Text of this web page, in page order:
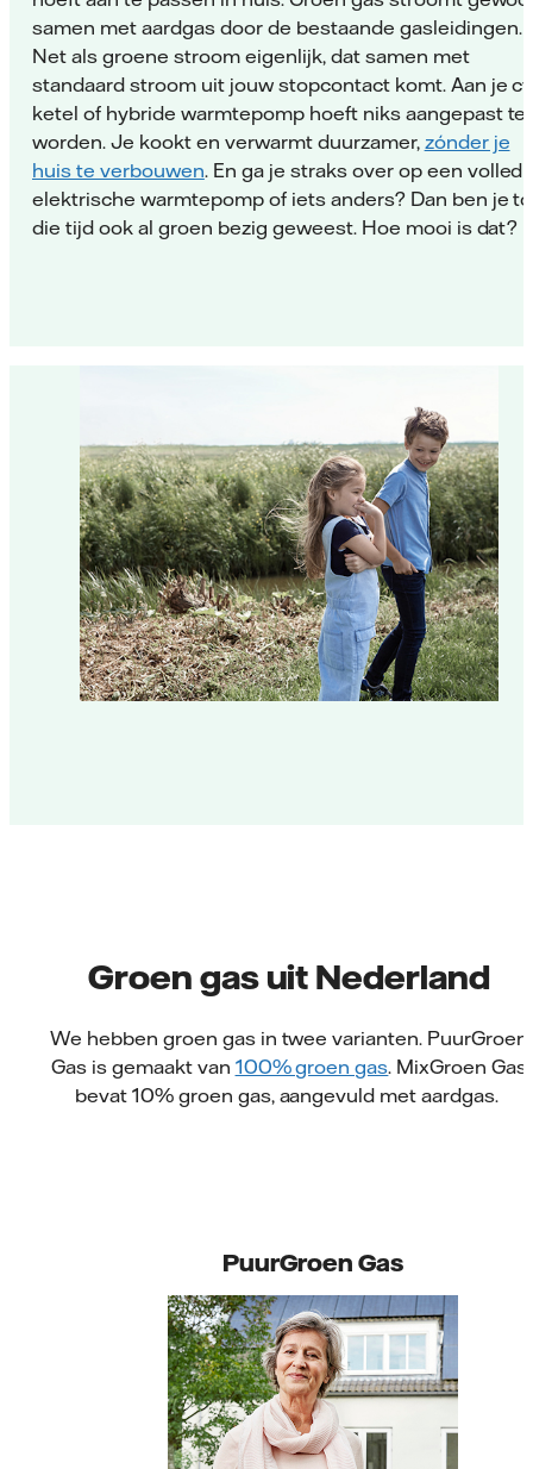
samen met aardgas door de bestaande gasleidingen.
Net als groene stroom eigenlijk, dat samen met
standaard stroom uit jouw stopcontact komt. Aan je
ketel of hybride warmtepomp hoeft niks aangepast te
worden. Je kookt en verwarmt duurzamer, zónder je
huis te verbouwen. En ga je straks over op een
elektrische warmtepomp of iets anders? Dan ben je
die tijd ook al groen bezig geweest. Hoe mooi is dat?
Groen gas uit Nederland
We hebben groen gas in twee varianten. PuurGroen
Gas is gemaakt van 100% groen gas. MixGroen Gas
bevat 10% groen gas, aangevuld met aardgas.
PuurGroen Gas